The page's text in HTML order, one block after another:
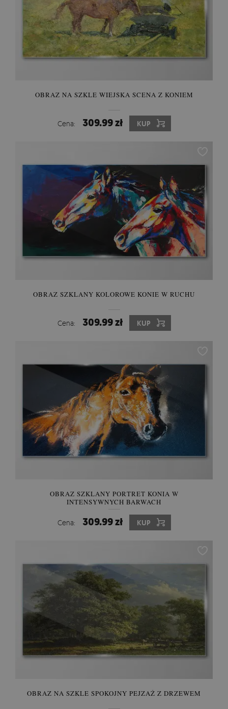
OBRAZ NA SZKLE WIEJSKA SCENA Z KONIEM
Cena: 309.99 zł KUP
OBRAZ SZKLANY KOLOROWE KONIE W RUCHU
Cena: 309.99 zł KUP
OBRAZ SZKLANY PORTRET KONIA W
INTENSYWNYCH BARWACH
Cena: 309.99 zł KUP
OBRAZ NA SZKLE SPOKOJNY PEJZAŻ Z DRZEWEM